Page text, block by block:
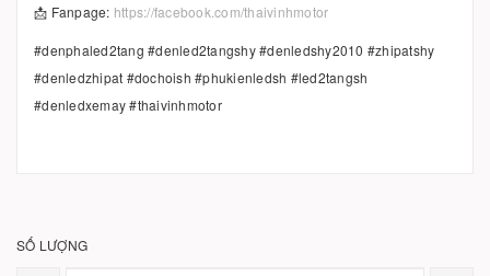
📩 Fanpage: https://facebook.com/thaivinhmotor
#denphaled2tang #denled2tangshy #denledshy2010 #zhipatshy
#denledzhipat #dochoish #phukienledsh #led2tangsh
#denledxemay #thaivinhmotor
SỐ LƯỢNG